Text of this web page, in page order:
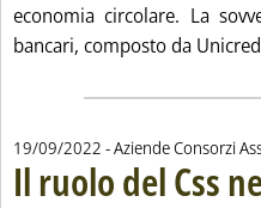
economia circolare. La
bancari, composto da
19/09/2022 - Aziende Consorzi
Il ruolo del Css